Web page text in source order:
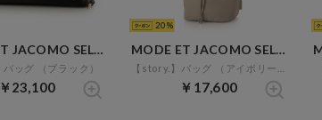
MODE ET JACOMO SELECT
ッグ （ブラック）
23,100
20
MODE ET JACOMO SELECT
￥17,600